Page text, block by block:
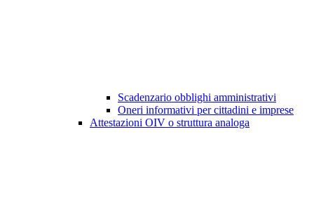
Scadenzario obblighi amministrativi
Oneri informativi per cittadini e imprese
Attestazioni OIV o struttura analoga